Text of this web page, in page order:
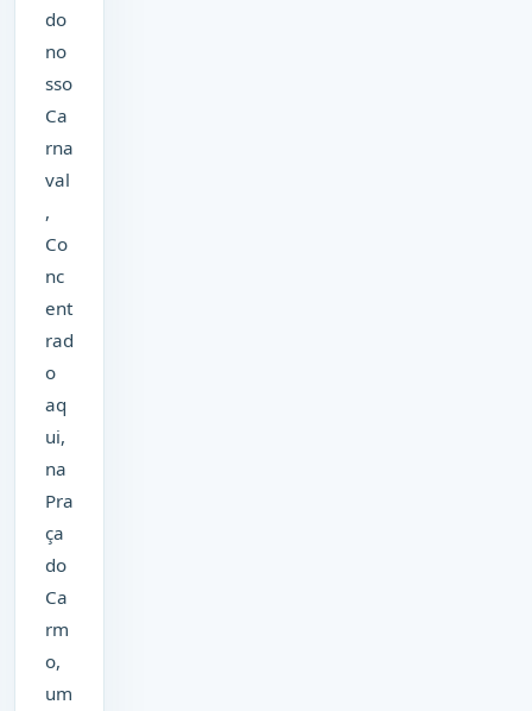
do
no
sso
Ca
rna
val
,
Co
nc
ent
rad
o
aq
ui,
na
Pra
ça
do
Ca
rm
o,
um